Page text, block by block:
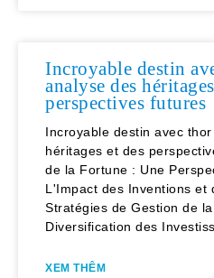
Incroyable destin
analyse des
perspectives futures
Incroyable destin avec
héritages et des
de la Fortune : Une
L'Impact des Inventions et
Stratégies de Gestion de
Diversification des
XEM THÊM